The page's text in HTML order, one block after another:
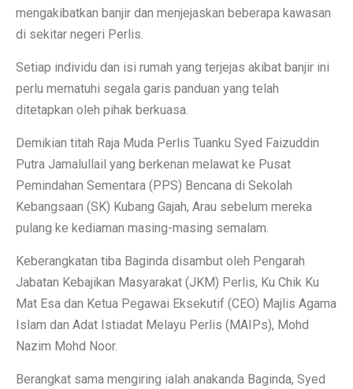
mengakibatkan banjir dan menjejaskan beberapa kawasan
di sekitar negeri Perlis.
Setiap individu dan isi rumah yang terjejas akibat banjir ini
perlu mematuhi segala garis panduan yang telah
ditetapkan oleh pihak berkuasa.
Demikian titah Raja Muda Perlis Tuanku Syed Faizuddin
Putra Jamalullail yang berkenan melawat ke Pusat
Pemindahan Sementara (PPS) Bencana di Sekolah
Kebangsaan (SK) Kubang Gajah, Arau sebelum mereka
pulang ke kediaman masing-masing semalam.
Keberangkatan tiba Baginda disambut oleh Pengarah
Jabatan Kebajikan Masyarakat (JKM) Perlis, Ku Chik Ku
Mat Esa dan Ketua Pegawai Eksekutif (CEO) Majlis Agama
Islam dan Adat Istiadat Melayu Perlis (MAIPs), Mohd
Nazim Mohd Noor.
Berangkat sama mengiring ialah anakanda Baginda, Syed